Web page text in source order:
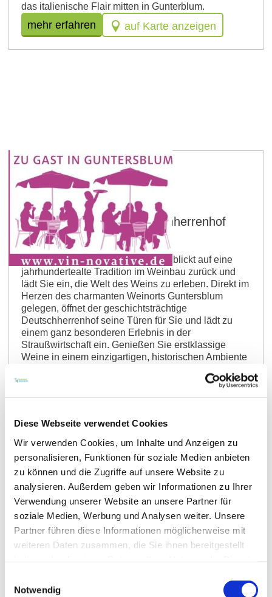
Diese Webseite verwendet Cookies
Wir verwenden Cookies, um Inhalte und Anzeigen zu
personalisieren, Funktionen für soziale Medien anbieten
zu können und die Zugriffe auf unsere Website zu
analysieren. Außerdem geben wir Informationen zu Ihrer
Verwendung unserer Website an unsere Partner für
soziale Medien, Werbung und Analysen weiter. Unsere
Partner führen diese Informationen möglicherweise mit
weiteren Daten zusammen, die Sie ihnen bereitgestellt
Notwendig
das italienische Flair mitten in Gunterblum.
mehr erfahren auf Karte anzeigen
Guntersblum
Straußwirtschaft im Deutschherrenhof
Frey
Das familiengeführte Weingut Frey blickt auf eine
jahrhundertealte Tradition im Weinbau zurück und
lädt Sie ein, die Welt des Weins zu erleben. Direkt im
Herzen des charmanten Weinorts Guntersblum
gelegen, öffnet der geschichtsträchtige
Deutschherrenhof seine Türen für Sie und lädt zu
einem ganz besonderen Erlebnis in der
Straußwirtschaft ein. Genießen Sie erstklassige
Weine in einem einzigartigen, historischen Ambiente
Pizzeria al Campo